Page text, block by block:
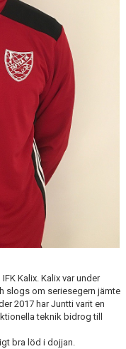
Kalix. Kalix var under
slogs om seriesegern jämte
2017 har Juntti varit en
teknik bidrog till
bra löd i dojjan.